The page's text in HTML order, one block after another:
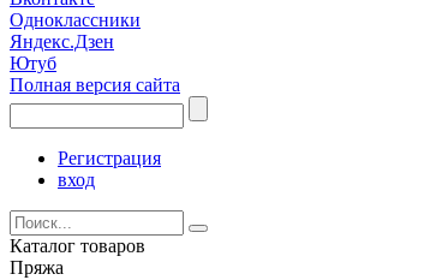
Одноклассники
Яндекс.Дзен
Ютуб
Полная версия сайта
Регистрация
вход
Каталог товаров
Пряжа